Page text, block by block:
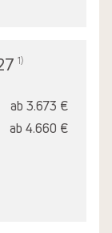
1)
ab 3.673 €
ab 4.660 €